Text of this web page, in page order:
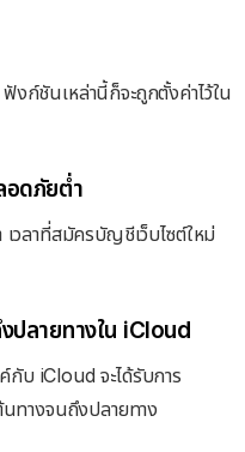
ฟังก์ชันเหล่านี้ก็จะถูกตั้งค่าไว้ใน
อดภัยต่ำ
วลาที่สมัครบัญชีเว็บไซต์ใหม่
ปลายทางใน iCloud
กับ iCloud จะได้รับการ
ทางจนถึงปลายทาง